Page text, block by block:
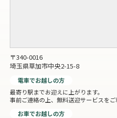
〒340-0016
埼玉県草加市中央2-15-8
電車でお越しの方
最寄り駅までお迎えに上がります。
事前ご連絡の上、無料送迎サービスをご
お車でお越しの方